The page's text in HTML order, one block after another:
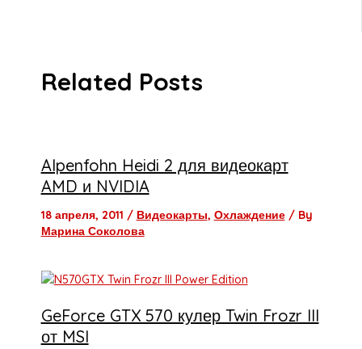
Related Posts
Alpenfohn Heidi 2 для видеокарт
AMD и NVIDIA
18 апреля, 2011 / Видеокарты, Охлаждение/ By
Марина Соколова
GeForce GTX 570 кулер Twin Frozr III
от MSI